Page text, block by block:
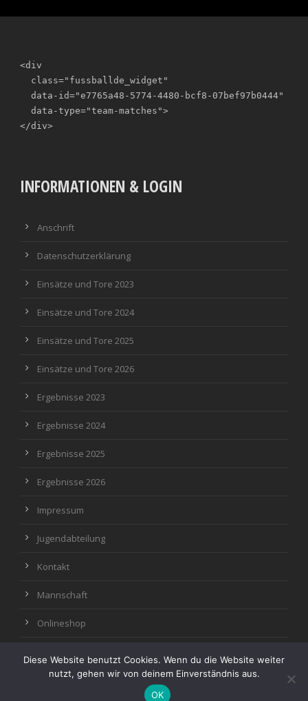
<div
</div>
INFORMATIONEN & LOGIN
Anschrift
Datenschutzerklärung
Einsätze und Tore 2023
Einsätze und Tore 2024
Einsätze und Tore 2025
Einsätze und Tore 2026
Ergebnisse 2023
Ergebnisse 2024
Ergebnisse 2025
Ergebnisse 2026
Impressum
Jugendabteilung
Kontakt
Mannschaft
Onlineshop
© Copyright 2022, SpVgg Erle1919 e.V.
Diese Website benutzt Cookies. Wenn du die Website weiter
nutzt, gehen wir von deinem Einverständnis aus.
OK